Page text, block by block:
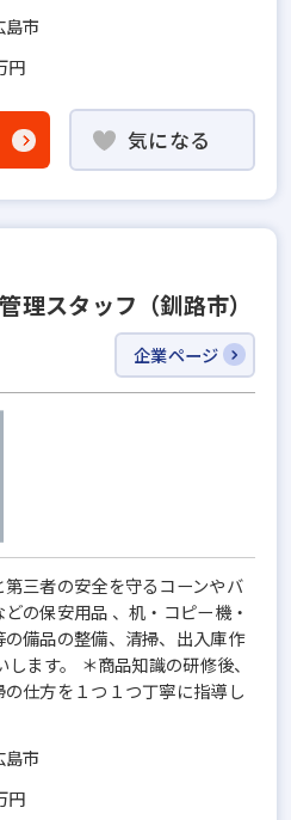
市
円
気になる
理スタッフ（釧路市）
企業ページ
第三者の安全を守るコーンやバ
どの保安用品 、机・コピー機・
の備品の整備、清掃、出入庫作
します。 ＊商品知識の研修後、
仕方を１つ１つ丁寧に指導し
市
円